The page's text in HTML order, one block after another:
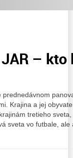
– kto
Krajina a jej
tretieho
sveta vo futbale,